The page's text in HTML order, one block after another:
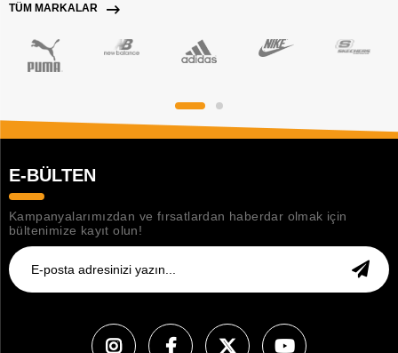
TÜM MARKALAR
E-BÜLTEN
Kampanyalarımızdan ve fırsatlardan haberdar olmak için
bültenimize kayıt olun!